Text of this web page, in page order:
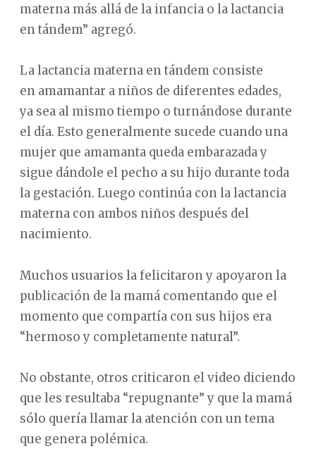
materna más allá de la infancia o la lactancia
en tándem” agregó.
La lactancia materna en tándem consiste
en amamantar a niños de diferentes edades,
ya sea al mismo tiempo o turnándose durante
el día. Esto generalmente sucede cuando una
mujer que amamanta queda embarazada y
sigue dándole el pecho a su hijo durante toda
la gestación. Luego continúa con la lactancia
materna con ambos niños después del
nacimiento.
Muchos usuarios la felicitaron y apoyaron la
publicación de la mamá comentando que el
momento que compartía con sus hijos era
“hermoso y completamente natural”.
No obstante, otros criticaron el video diciendo
que les resultaba “repugnante” y que la mamá
sólo quería llamar la atención con un tema
que genera polémica.